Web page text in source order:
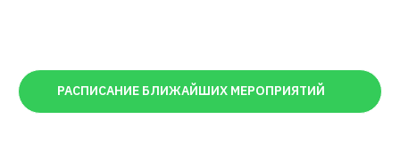
РАСПИСАНИЕ БЛИЖАЙШИХ МЕРОПРИЯТИЙ